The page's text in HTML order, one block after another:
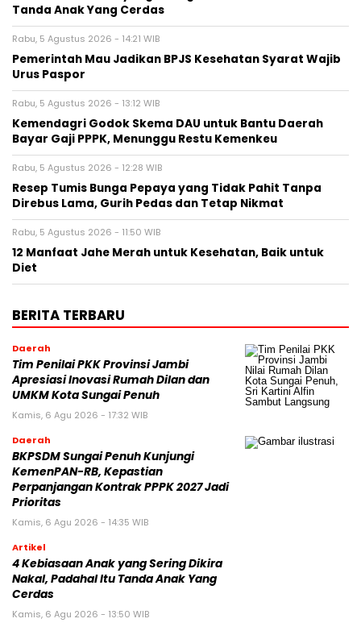
Tanda Anak Yang Cerdas
Rabu, 5 Agustus 2026 - 14:21 WIB
Pemerintah Mau Jadikan BPJS Kesehatan Syarat Wajib
Urus Paspor
Rabu, 5 Agustus 2026 - 13:12 WIB
Kemendagri Godok Skema DAU untuk Bantu Daerah
Bayar Gaji PPPK, Menunggu Restu Kemenkeu
Rabu, 5 Agustus 2026 - 12:28 WIB
Resep Tumis Bunga Pepaya yang Tidak Pahit Tanpa
Direbus Lama, Gurih Pedas dan Tetap Nikmat
Rabu, 5 Agustus 2026 - 11:50 WIB
12 Manfaat Jahe Merah untuk Kesehatan, Baik untuk
Diet
BERITA TERBARU
Daerah
Tim Penilai PKK Provinsi Jambi
Apresiasi Inovasi Rumah Dilan dan
UMKM Kota Sungai Penuh
Kamis, 6 Agu 2026 - 17:32 WIB
Daerah
BKPSDM Sungai Penuh Kunjungi
KemenPAN-RB, Kepastian
Perpanjangan Kontrak PPPK 2027 Jadi
Prioritas
Kamis, 6 Agu 2026 - 14:35 WIB
Artikel
4 Kebiasaan Anak yang Sering Dikira
Nakal, Padahal Itu Tanda Anak Yang
Cerdas
Kamis, 6 Agu 2026 - 13:50 WIB